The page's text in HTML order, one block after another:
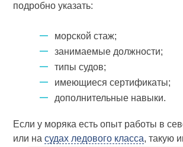
подробно указать:
морской стаж;
занимаемые должности;
типы судов;
имеющиеся сертификаты;
дополнительные навыки.
Если у моряка есть опыт работы в
или насудах ледового класса, такую